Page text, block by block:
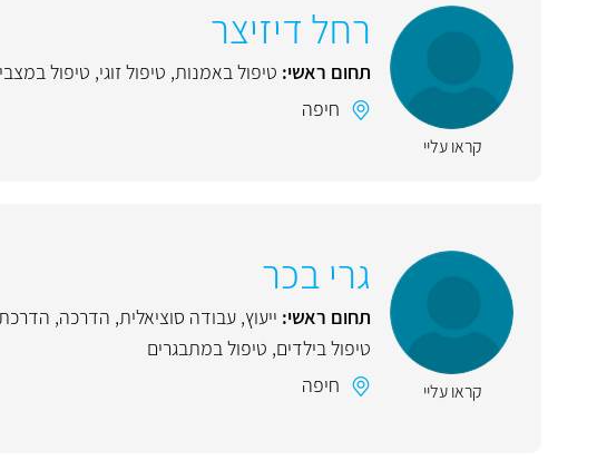
קראו עליי
רחל דיזיצר
תחום ראשי: טיפול באמנות, טיפול זוגי, טיפול
חיפה
קראו עליי
גרי בכר
תחום ראשי: ייעוץ, עבודה סוציאלית, הדרכה, הדרכת
טיפול בילדים, טיפול במתבגרים
חיפה